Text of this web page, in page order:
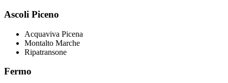
Ascoli Piceno
Acquaviva Picena
Montalto Marche
Ripatransone
Fermo